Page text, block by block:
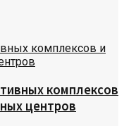
комплексов
центров